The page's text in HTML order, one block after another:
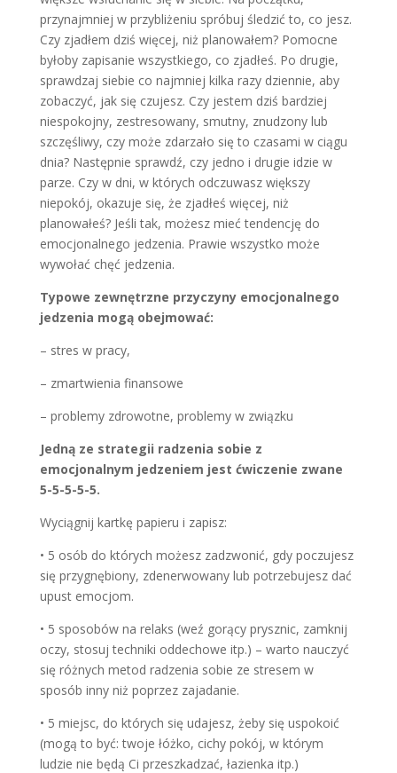
przynajmniej w przybliżeniu spróbuj śledzić to, co jesz.
Czy zjadłem dziś więcej, niż planowałem? Pomocne
byłoby zapisanie wszystkiego, co zjadłeś. Po drugie,
sprawdzaj siebie co najmniej kilka razy dziennie, aby
zobaczyć, jak się czujesz. Czy jestem dziś bardziej
niespokojny, zestresowany, smutny, znudzony lub
szczęśliwy, czy może zdarzało się to czasami w ciągu
dnia? Następnie sprawdź, czy jedno i drugie idzie w
parze. Czy w dni, w których odczuwasz większy
niepokój, okazuje się, że zjadłeś więcej, niż
planowałeś? Jeśli tak, możesz mieć tendencję do
emocjonalnego jedzenia. Prawie wszystko może
wywołać chęć jedzenia.
Typowe zewnętrzne przyczyny emocjonalnego
jedzenia mogą obejmować:
– stres w pracy,
– zmartwienia finansowe
– problemy zdrowotne, problemy w związku
Jedną ze strategii radzenia sobie z
emocjonalnym jedzeniem jest ćwiczenie zwane
5-5-5-5-5.
Wyciągnij kartkę papieru i zapisz:
• 5 osób do których możesz zadzwonić, gdy poczujesz
się przygnębiony, zdenerwowany lub potrzebujesz dać
upust emocjom.
• 5 sposobów na relaks (weź gorący prysznic, zamknij
oczy, stosuj techniki oddechowe itp.) – warto nauczyć
się różnych metod radzenia sobie ze stresem w
sposób inny niż poprzez zajadanie.
• 5 miejsc, do których się udajesz, żeby się uspokoić
(mogą to być: twoje łóżko, cichy pokój, w którym
ludzie nie będą Ci przeszkadzać, łazienka itp.)